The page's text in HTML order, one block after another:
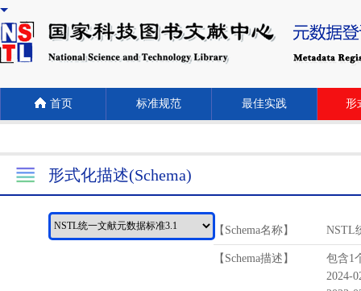
首页 标准规范 最佳实践 形
形式化描述(Schema)
【Schema名称】 NSTL
【Schema描述】
包含1
2024-